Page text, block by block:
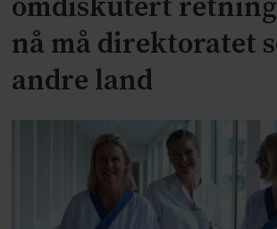
omdiskutert
nå må direktoratet
andre land